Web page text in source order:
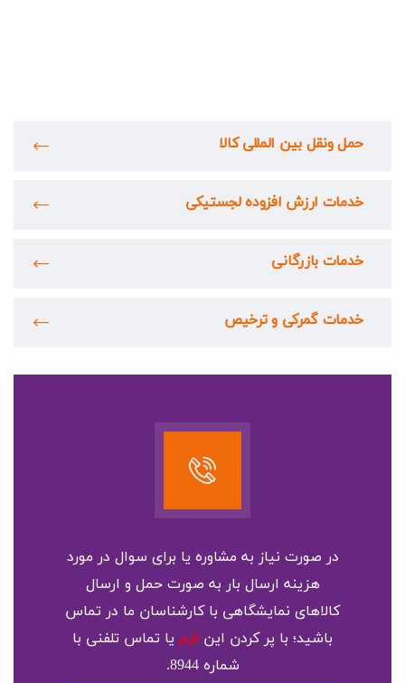
حمل ونقل بین المللی کالا
خدمات ارزش افزوده لجستیکی
خدمات بازرگانی
خدمات گمرکی و ترخیص
در صورت نیاز به مشاوره یا برای سوال در مورد
هزینه ارسال بار به صورت حمل و ارسال
کالاهای نمایشگاهی با کارشناسان ما در تماس
باشید؛ با پر کردن این فرم یا تماس تلفنی با
شماره 8944.